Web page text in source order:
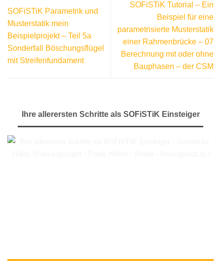
SOFiSTiK Parametrik und
Musterstatik mein
Beispielprojekt – Teil 5a
Sonderfall Böschungsflügel
mit Streifenfundament
SOFiSTiK Tutorial – Ein
Beispiel für eine
parametrisierte Musterstatik
einer Rahmenbrücke – 07
Berechnung mit oder ohne
Bauphasen – der CSM
Ihre allerersten Schritte als SOFiSTiK Einsteiger